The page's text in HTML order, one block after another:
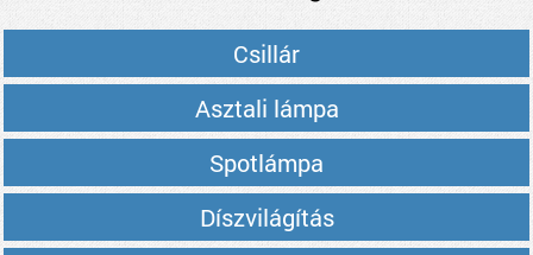
Csillár
Asztali lámpa
Spotlámpa
Díszvilágítás